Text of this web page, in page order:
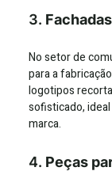
3.
No setor de
para a
logotipos
sofisticado,
marca.
4. Peças